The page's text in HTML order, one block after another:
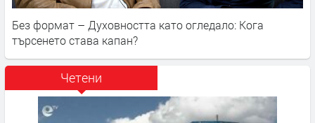
Без формат – Духовността като огледало: Кога
търсенето става капан?
Четени